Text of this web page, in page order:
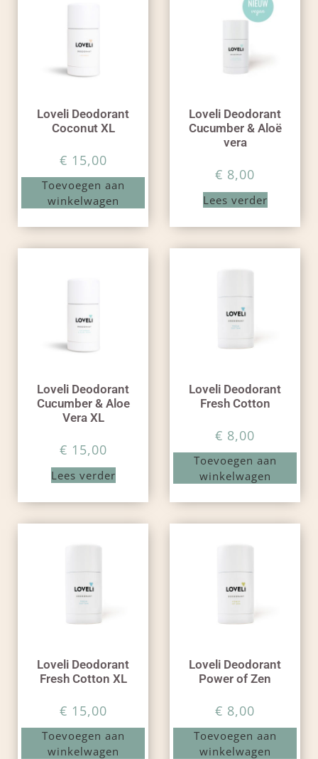
Loveli Deodorant
Coconut XL
€ 15,00
Toevoegen aan
winkelwagen
Loveli Deodorant
Cucumber & Aloë
vera
€ 8,00
Lees verder
Loveli Deodorant
Cucumber & Aloe
Vera XL
€ 15,00
Lees verder
Loveli Deodorant
Fresh Cotton
€ 8,00
Toevoegen aan
winkelwagen
Loveli Deodorant
Fresh Cotton XL
€ 15,00
Toevoegen aan
winkelwagen
Loveli Deodorant
Power of Zen
€ 8,00
Toevoegen aan
winkelwagen